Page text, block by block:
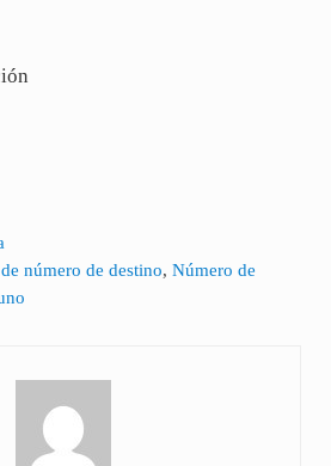
número de destino, Número de